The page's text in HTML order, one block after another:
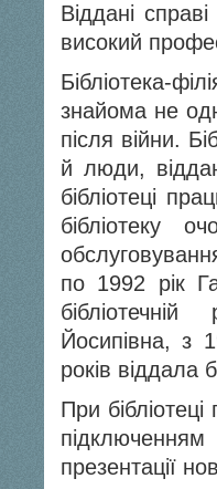
Віддані
високий
Бібліотека-
знайома не
після війни.
й люди,
бібліотеці
бібліотеку
по 1992 рік
Йосипівна, з
років віддала
При
презентації